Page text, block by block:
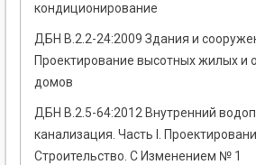
кондиционирование
ДБН В.2.2-24:2009 Здания и
Проектирование высотных жилых и
домов
ДБН В.2.5-64:2012 Внутренний
канализация. Часть I.
Строительство. С Изменением № 1